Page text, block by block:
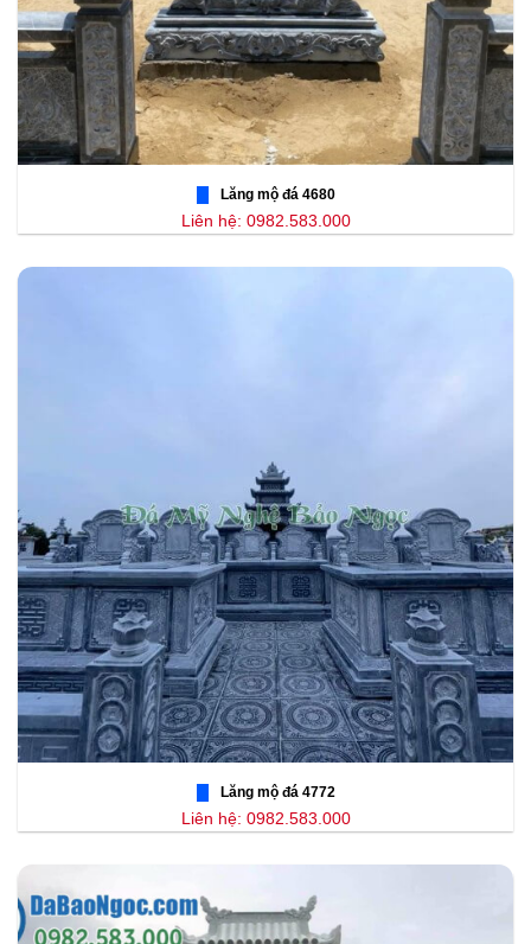
Lăng mộ đá 4680
Liên hệ: 0982.583.000
Lăng mộ đá 4772
Liên hệ: 0982.583.000